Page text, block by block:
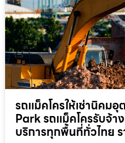
รถแม็คโครให้เช่านิคม
Park รถแม็คโครรับจ้า
บริการทุกพื้นที่ทั่วไทย